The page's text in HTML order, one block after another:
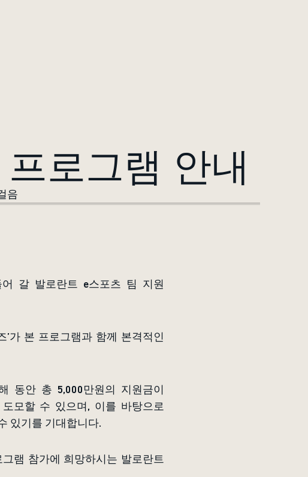
로그램 안내
음
갈 발로란트 e스포츠 팀 지원
’가 본 프로그램과 함께 본격적인
동안 총 5,000만원의 지원금이
모할 수 있으며, 이를 바탕으로
있기를 기대합니다.
램 참가에 희망하시는 발로란트